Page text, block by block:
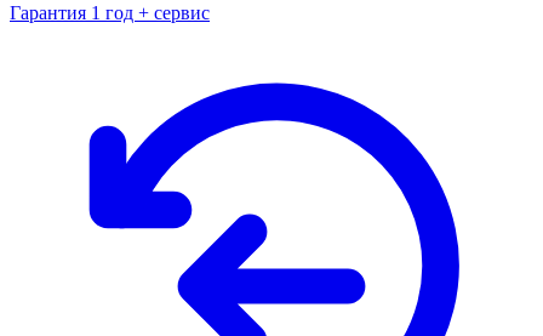
Гарантия 1 год + сервис